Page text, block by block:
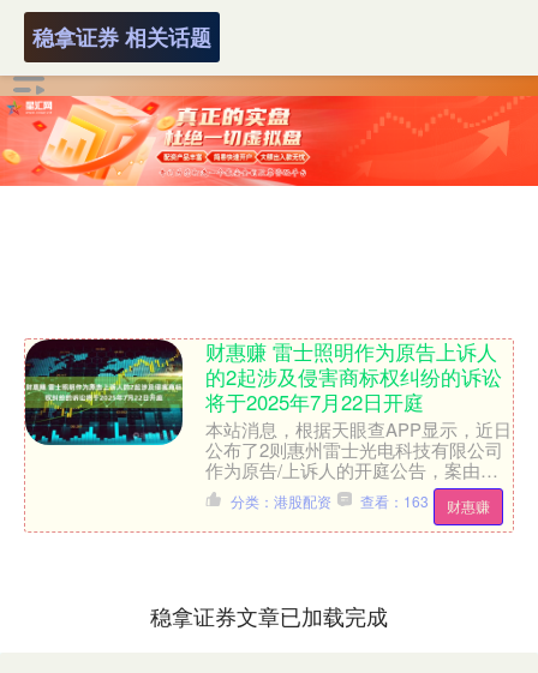
稳拿证券 相关话题
财惠赚 雷士照明作为原告上诉人
的2起涉及侵害商标权纠纷的诉讼
将于2025年7月22日开庭
本站消息，根据天眼查APP显示，近日
公布了2则惠州雷士光电科技有限公司
作为原告/上诉人的开庭公告，案由为
侵害商标权纠纷，开庭日期为2025年7
月22日。详细内容....
财惠赚
分类：港股配资 查看：163
稳拿证券文章已加载完成